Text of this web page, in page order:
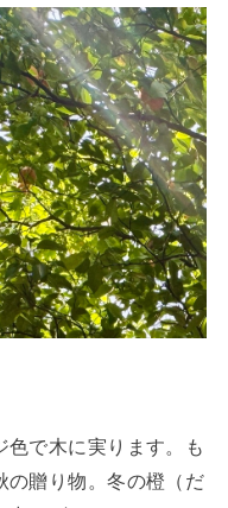
色で木に実ります。も
の贈り物。冬の橙（だ